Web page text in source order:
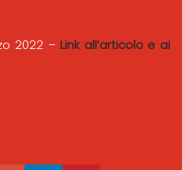
2022 – Link all’articolo e ai